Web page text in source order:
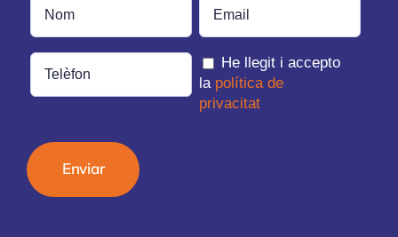
He llegit i accepto
la política de
privacitat